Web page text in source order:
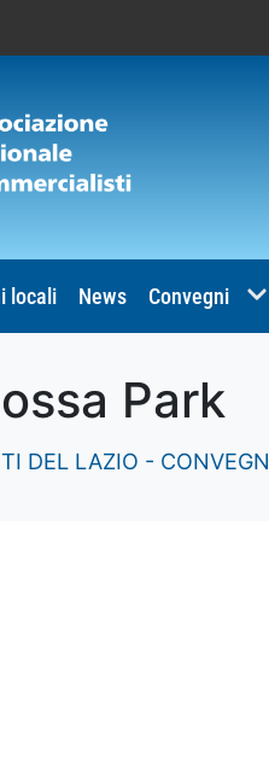
locali News Convegni
Park
DEL LAZIO -